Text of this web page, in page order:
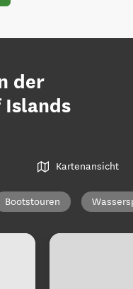
der
Islands
Kartenansicht
Bootstouren